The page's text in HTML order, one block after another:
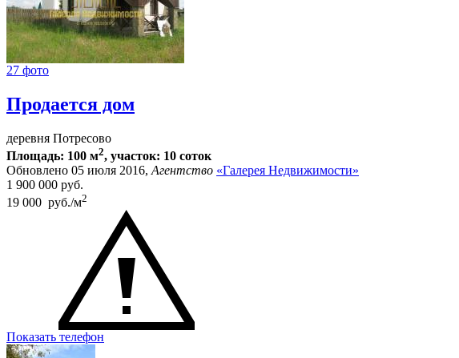
27 фото
Продается дом
деревня Потресово
Площадь: 100 м2, участок: 10 соток
Обновлено 05 июля 2016, Агентство «Галерея Недвижимости»
1 900 000 руб.
19 000 руб./м2
Показать телефон